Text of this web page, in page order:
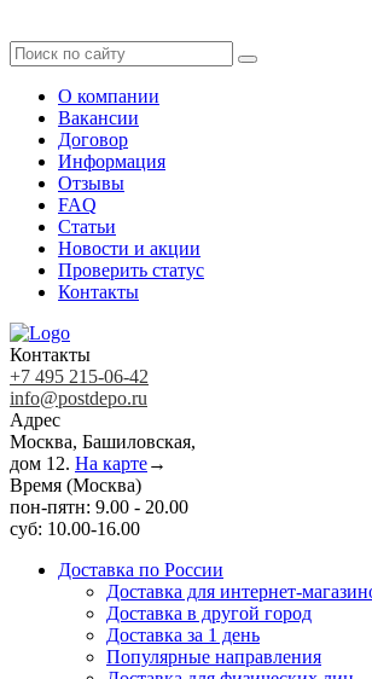
О компании
Вакансии
Договор
Информация
Отзывы
FAQ
Статьи
Новости и акции
Проверить статус
Контакты
Контакты
+7 495 215-06-42
info@postdepo.ru
Адрес
Москва, Башиловская,
дом 12. На карте→
Время (Москва)
пон-пятн: 9.00 - 20.00
суб: 10.00-16.00
Доставка по России
Доставка для интернет-
Доставка в другой город
Доставка за 1 день
Популярные направления